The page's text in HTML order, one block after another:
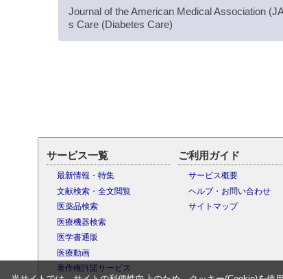
Journal of the American Medical Association
s Care (Diabetes Care)
サービス一覧
最新情報・特集
文献検索・全文閲覧
医薬品検索
医療機器検索
医学書通販
医療動画
著作権許諾サービス
ご利用ガイド
サービス概要
ヘルプ・お問い合わせ
サイトマップ